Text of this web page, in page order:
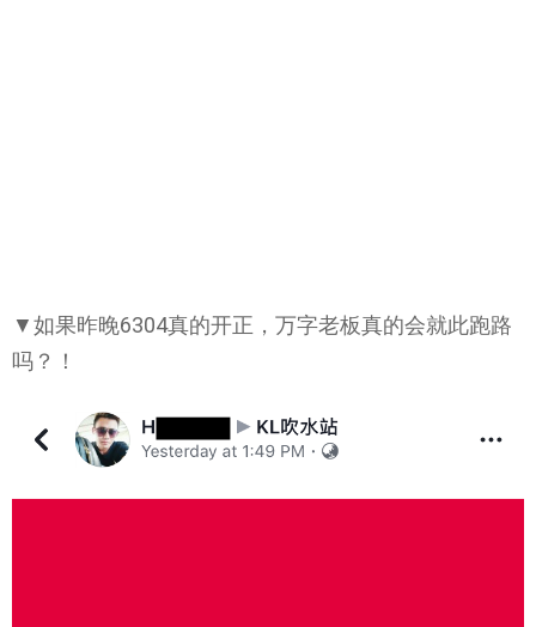
▼如果昨晚6304真的开正，万字老板真的会就此跑路
吗？！